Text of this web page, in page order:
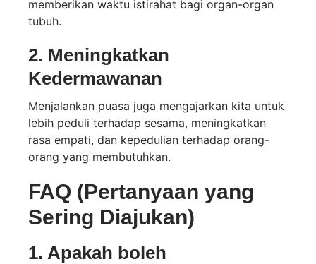
memberikan waktu istirahat bagi organ-organ
tubuh.
2. Meningkatkan
Kedermawanan
Menjalankan puasa juga mengajarkan kita untuk
lebih peduli terhadap sesama, meningkatkan
rasa empati, dan kepedulian terhadap orang-
orang yang membutuhkan.
FAQ (Pertanyaan yang
Sering Diajukan)
1. Apakah boleh